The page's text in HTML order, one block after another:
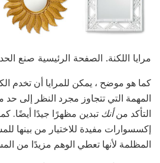
مرايا اللكنة. الصفحة الرئيسية صنع
كما هو موضح ، يمكن للمرايا أن تخدم
المهمة التي تتجاوز مجرد النظر إلى
التأكد منأنك تبدين مظهرًا جيدًا أيضًا.
إكسسوارات مفيدة للاختيار من بينها
المظلمة لأنها تعطي الوهم مزيدًا من